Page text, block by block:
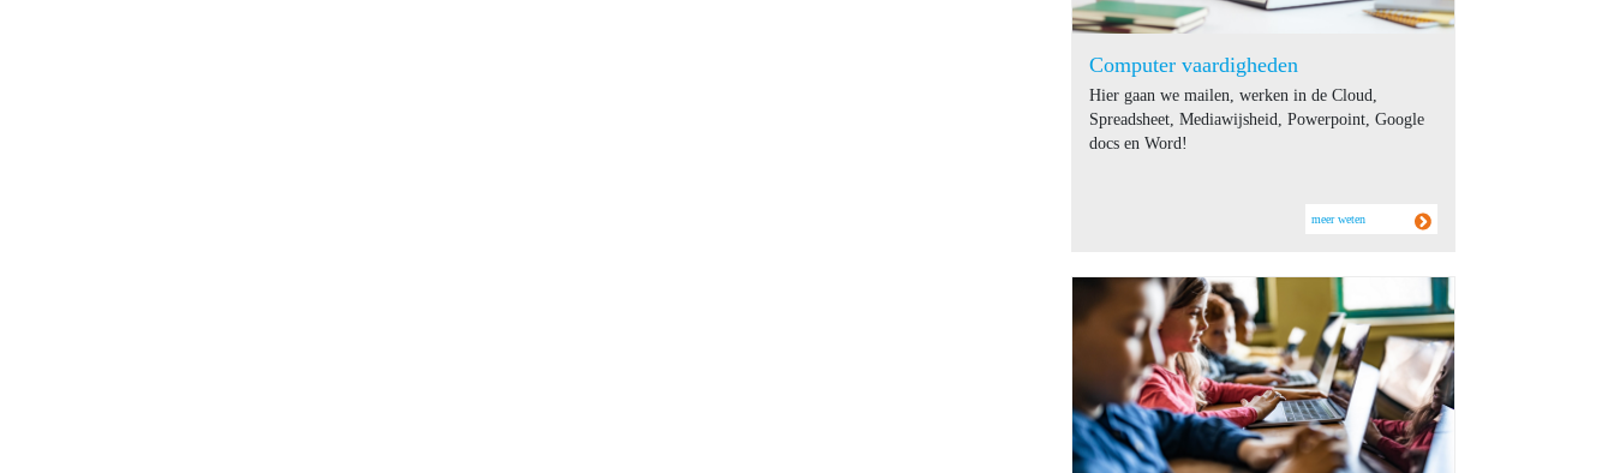
Computer vaardigheden
Hier gaan we mailen, werken in de Cloud,
Spreadsheet, Mediawijsheid, Powerpoint, Google
docs en Word!
meer weten